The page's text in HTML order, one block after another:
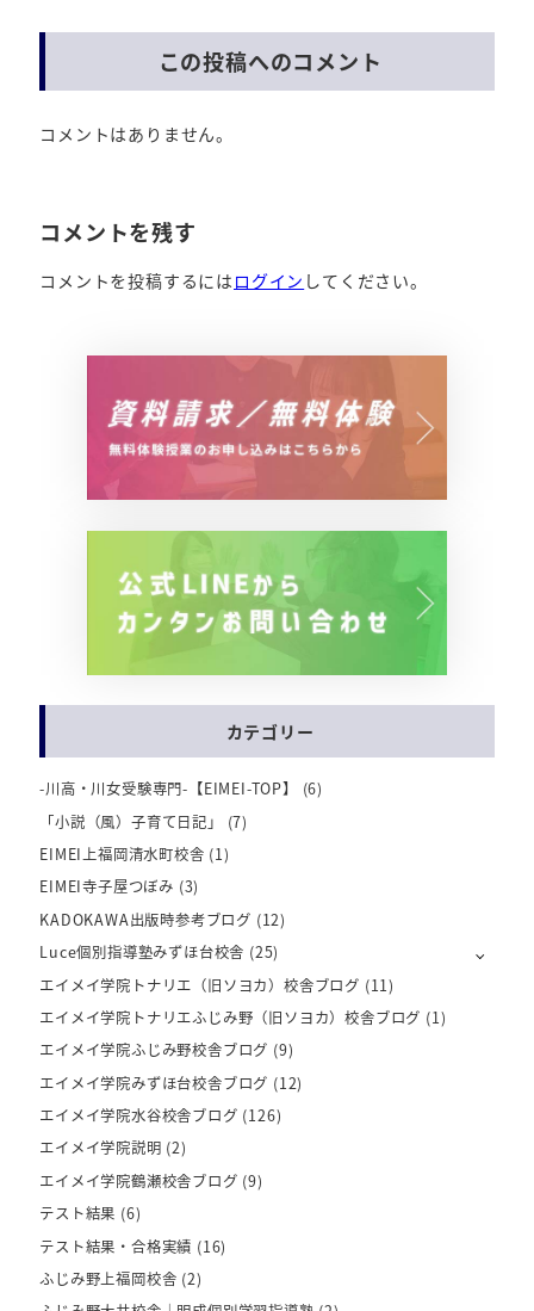
この投稿へのコメント
コメントはありません。
コメントを残す
コメントを投稿するには ログイン してください。
カテゴリー
-川高・川女受験専門-【EIMEI-TOP】
(6)
「小説（風）子育て日記」
(7)
EIMEI上福岡清水町校舎 (1)
EIMEI寺子屋つぼみ (3)
KADOKAWA出版時参考ブログ (12)
Luce個別指導塾みずほ台校舎 (25)
エイメイ学院トナリエ（旧ソヨカ）校舎ブログ (11)
エイメイ学院トナリエふじみ野（旧ソヨカ）校舎ブログ (1)
エイメイ学院ふじみ野校舎ブログ (9)
エイメイ学院みずほ台校舎ブログ (12)
エイメイ学院水谷校舎ブログ (126)
エイメイ学院説明 (2)
エイメイ学院鶴瀬校舎ブログ (9)
テスト結果 (6)
テスト結果・合格実績 (16)
ふじみ野上福岡校舎 (2)